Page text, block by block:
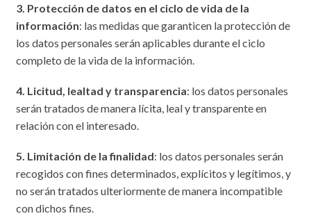
3. Protección de datos en el ciclo de vida de la
información: las medidas que garanticen la protección de
los datos personales serán aplicables durante el ciclo
completo de la vida de la información.
4. Licitud, lealtad y transparencia: los datos personales
serán tratados de manera lícita, leal y transparente en
relación con el interesado.
5. Limitación de la finalidad: los datos personales serán
recogidos con fines determinados, explícitos y legítimos, y
no serán tratados ulteriormente de manera incompatible
con dichos fines.